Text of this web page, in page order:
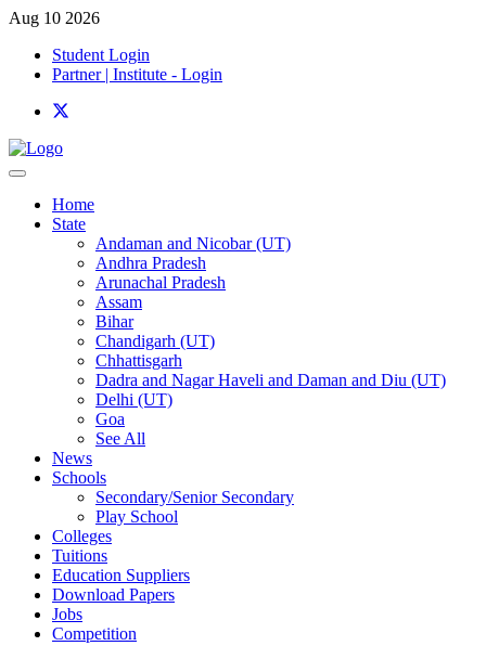
Aug 10 2026
Student Login
Partner | Institute - Login
Home
State
Andaman and Nicobar (UT)
Andhra Pradesh
Arunachal Pradesh
Assam
Bihar
Chandigarh (UT)
Chhattisgarh
Dadra and Nagar Haveli and Daman and Diu (UT)
Delhi (UT)
Goa
See All
News
Schools
Secondary/Senior Secondary
Play School
Colleges
Tuitions
Education Suppliers
Download Papers
Jobs
Competition